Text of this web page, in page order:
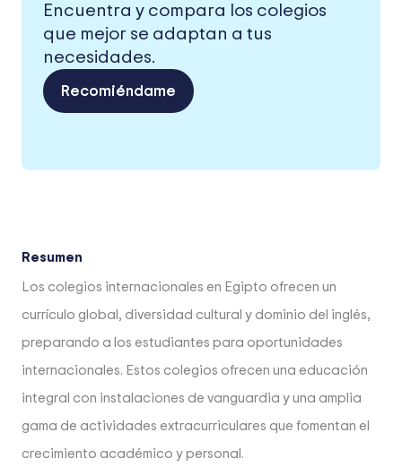
Encuentra y compara los colegios
que mejor se adaptan a tus
necesidades.
Recomiéndame
Resumen
Los colegios internacionales en Egipto ofrecen un
currículo global, diversidad cultural y dominio del inglés,
preparando a los estudiantes para oportunidades
internacionales. Estos colegios ofrecen una educación
integral con instalaciones de vanguardia y una amplia
gama de actividades extracurriculares que fomentan el
crecimiento académico y personal.